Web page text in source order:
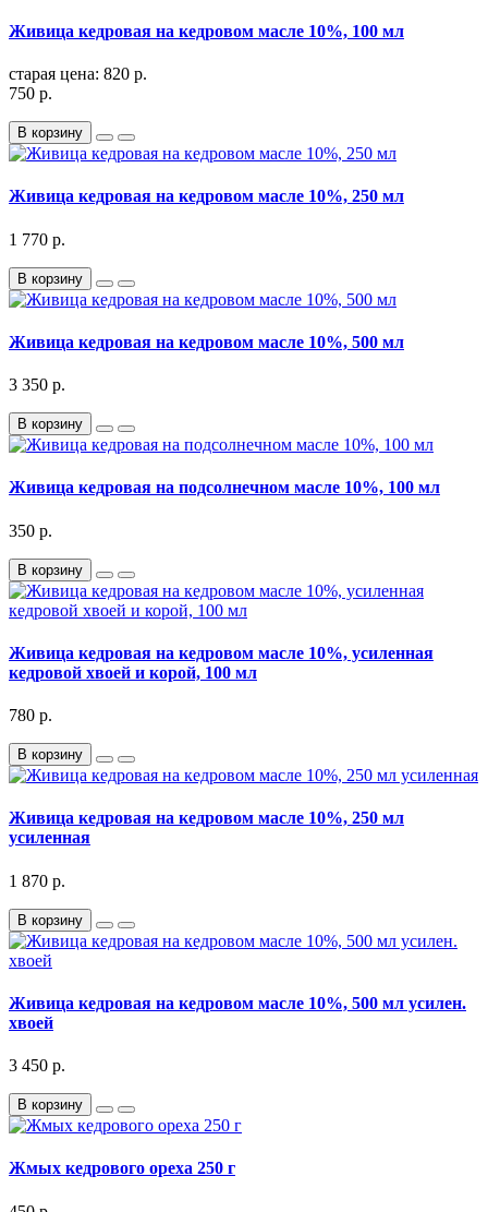
Живица кедровая на кедровом масле 10%, 100 мл
старая цена: 820 р.
750 р.
В корзину
Живица кедровая на кедровом масле 10%, 250 мл
1 770 р.
В корзину
Живица кедровая на кедровом масле 10%, 500 мл
3 350 р.
В корзину
Живица кедровая на подсолнечном масле 10%, 100 мл
350 р.
В корзину
Живица кедровая на кедровом масле 10%, усиленная
кедровой хвоей и корой, 100 мл
780 р.
В корзину
Живица кедровая на кедровом масле 10%, 250 мл
усиленная
1 870 р.
В корзину
Живица кедровая на кедровом масле 10%, 500 мл усилен.
хвоей
3 450 р.
В корзину
Жмых кедрового ореха 250 г